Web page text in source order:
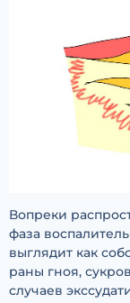
Вопреки
фаза
выглядит как
раны гноя,
случаев